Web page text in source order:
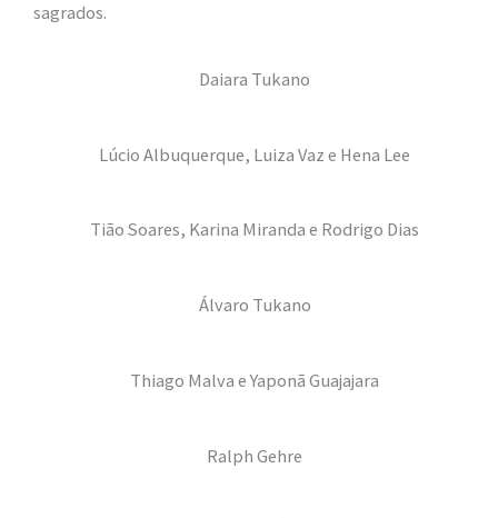
sagrados.
Daiara Tukano
Lúcio Albuquerque, Luiza Vaz e Hena Lee
Tião Soares, Karina Miranda e Rodrigo Dias
Álvaro Tukano
Thiago Malva e Yaponã Guajajara
Ralph Gehre